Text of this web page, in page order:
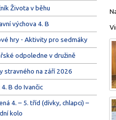
Života v běhu
výchova 4. B
hry - Aktivity pro sedmáky
odpoledne v družině
stravného na září 2026
B do Ivančic
4. – 5. tříd (dívky, chlapci) –
kolo